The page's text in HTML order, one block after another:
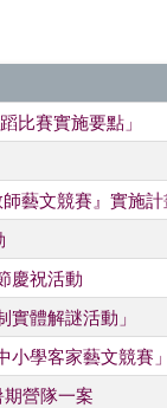
比賽實施要點」
藝文競賽』實施
慶祝活動
實體解謎活動」
學客家藝文競賽
營隊一案